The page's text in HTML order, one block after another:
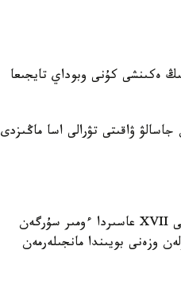
ەكىنشى كۇنى وبوداي تايجىعا
ۋاقىتى تۋرالى اسا ماڭىزدى
جازۋشى جۇكەل حامايدىڭ پىكىرىنشە، ماتىندە اتالعان وۆووداي (وبوداي) ءتايجى XVII عاسىردا ءومىر سۇرگەن
وزەنى بويىندا مانجىلەرمەن